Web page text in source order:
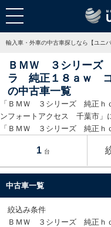
輸入車・外車の中古車探しなら【ユニバ
ＢＭＷ ３シリーズ
ラ 純正１８ａｗ
の中古車一覧
「ＢＭＷ ３シリーズ 純正
ンフォートアクセス 千葉市」
「ＢＭＷ ３シリーズ 純正ｈ
1 台
中古車一覧
絞込み条件
ＢＭＷ ３シリーズ 純正ｈ